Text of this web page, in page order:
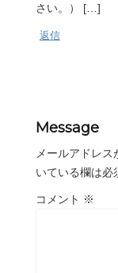
さい。） […]
返信
Message
メールアドレス
いている欄は必
コメント ※